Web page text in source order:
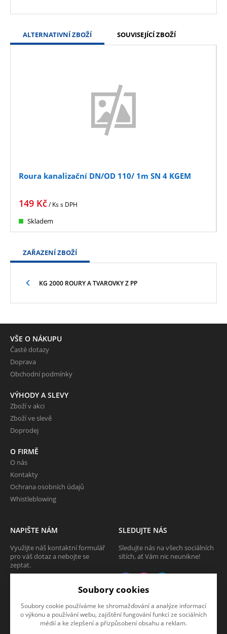
ALTERNATIVNÍ ZBOŽÍ SOUVISEJÍCÍ ZBOŽÍ
Roura kanalizační DN/OD 110/ 1m SN 4 KGEM
149 Kč/ Kss DPH
Skladem
ZAŘAZENÍ ZBOŽÍ
KG 2000 ROURY A TVAROVKY Z PP
VŠE O NÁKUPU
Časté dotazy
Doprava
Obchodní podmínky
VÝHODY A SLEVY
Zboží v akci
Zboží ve slevě
Doprodej
O FIRMĚ
O nás
Kontakty
Ochrana osobních údajů
Whistleblowing
NAPIŠTE NÁM
Využijte náš kontaktní formulář
pro váš dotaz a nebojte se
zeptat.
SLEDUJTE NÁS
Sledujte nás na všech sociálních
sítích, ať Vám nic neunikne!
Soubory cookies
Soubory cookie používáme ke shromažďování a analýze informací
o výkonu a používání webu, zajištění fungování funkcí ze sociálních
médií a ke zlepšení a přizpůsobení obsahu a reklam.